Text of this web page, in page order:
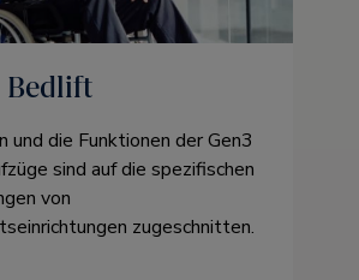
Bedlift
und die Funktionen der Gen3
sind auf die spezifischen
von
zugeschnitten.